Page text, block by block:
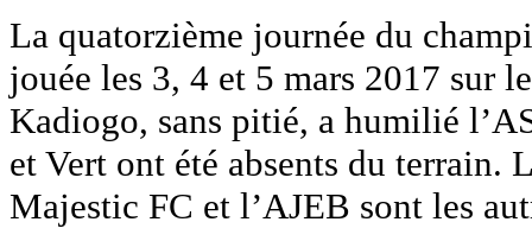
La quatorzième journée du
jouée les 3, 4 et 5 mars 2017 sur
Kadiogo, sans pitié, a humilié
et Vert ont été absents du terrain.
Majestic FC et l’AJEB sont les